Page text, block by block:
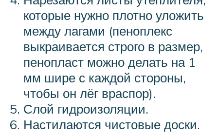
которые нужно плотно уложить
между лагами (пеноплекс
выкраивается строго в размер,
пенопласт можно делать на 1
мм шире с каждой стороны,
чтобы он лёг враспор).
Слой гидроизоляции.
Настилаются чистовые доски.